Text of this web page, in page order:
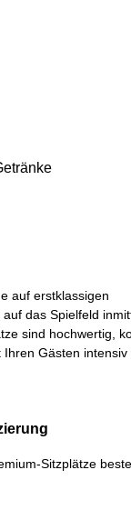
auf erstklassigen
das Spielfeld
sind hochwertig,
Gästen